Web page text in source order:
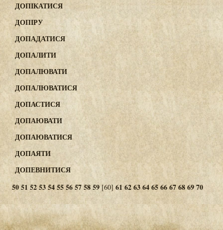
ДОПІКАТИСЯ
ДОПІРУ
ДОПАДАТИСЯ
ДОПАЛИТИ
ДОПАЛЮВАТИ
ДОПАЛЮВАТИСЯ
ДОПАСТИСЯ
ДОПАЮВАТИ
ДОПАЮВАТИСЯ
ДОПАЯТИ
ДОПЕВНИТИСЯ
5051 5253545556575859 [60] 61 626364656667686970